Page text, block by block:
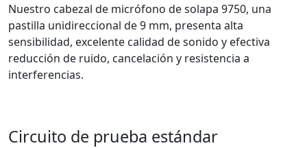
Nuestro cabezal de micrófono de solapa 9750, una
pastilla unidireccional de 9 mm, presenta alta
sensibilidad, excelente calidad de sonido y efectiva
reducción de ruido, cancelación y resistencia a
interferencias.
Circuito de prueba estándar